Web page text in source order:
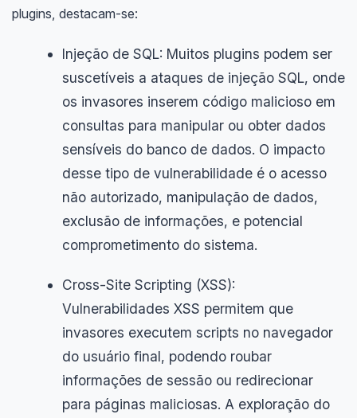
plugins, destacam-se:
Injeção de SQL: Muitos plugins podem ser
suscetíveis a ataques de injeção SQL, onde
os invasores inserem código malicioso em
consultas para manipular ou obter dados
sensíveis do banco de dados. O impacto
desse tipo de vulnerabilidade é o acesso
não autorizado, manipulação de dados,
exclusão de informações, e potencial
comprometimento do sistema.
Cross-Site Scripting (XSS):
Vulnerabilidades XSS permitem que
invasores executem scripts no navegador
do usuário final, podendo roubar
informações de sessão ou redirecionar
para páginas maliciosas. A exploração do